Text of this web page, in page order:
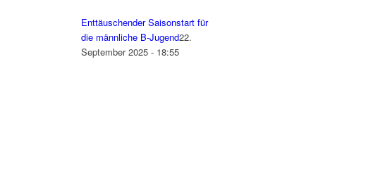
Enttäuschender Saisonstart für
die männliche B-Jugend22.
September 2025 - 18:55